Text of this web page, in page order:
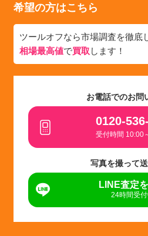
希望の方はこちら
ツールオフなら市場調査を徹底
相場最高値で買取 します！
お電話でのお問
0120-
受付時間 10:00
写真を撮って
LINE査定
24時間受